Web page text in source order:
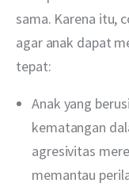
sama. Karena itu,
agar anak dapat
tepat:
Anak yang
kematangan
agresivitas
memantau